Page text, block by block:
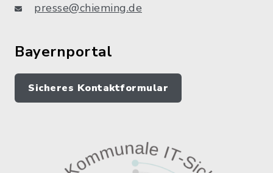
presse@chieming.de
Bayernportal
Sicheres Kontaktformular